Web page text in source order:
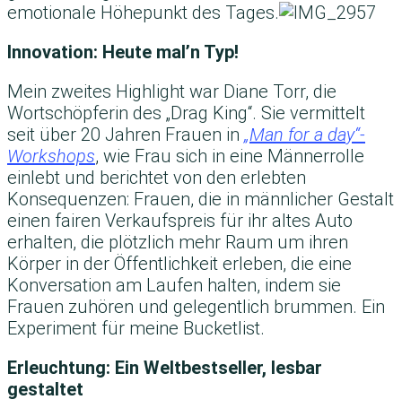
emotionale Höhepunkt des Tages.
Innovation: Heute mal’n Typ!
Mein zweites Highlight war Diane Torr, die
Wortschöpferin des „Drag King“. Sie vermittelt
seit über 20 Jahren Frauen in „Man for a day“-
Workshops, wie Frau sich in eine Männerrolle
einlebt und berichtet von den erlebten
Konsequenzen: Frauen, die in männlicher Gestalt
einen fairen Verkaufspreis für ihr altes Auto
erhalten, die plötzlich mehr Raum um ihren
Körper in der Öffentlichkeit erleben, die eine
Konversation am Laufen halten, indem sie
Frauen zuhören und gelegentlich brummen. Ein
Experiment für meine Bucketlist.
Erleuchtung: Ein Weltbestseller, lesbar
gestaltet